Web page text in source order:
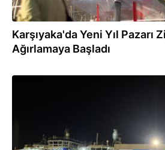
Karşıyaka'da Yeni Yıl Pazarı
Ağırlamaya Başladı